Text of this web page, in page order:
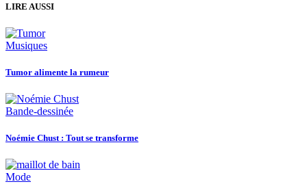
LIRE AUSSI
Musiques
Tumor alimente la rumeur
Bande-dessinée
Noémie Chust : Tout se transforme
Mode